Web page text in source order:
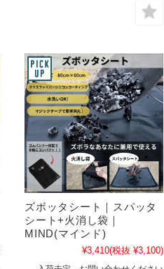
ズボッタシート｜スパッタ
シート+火消し袋｜
MIND(マインド)
¥3,410(税抜 ¥3,100)